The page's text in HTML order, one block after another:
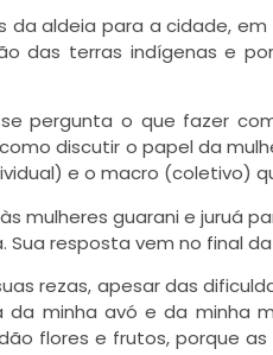
aldeia para a cidade,
das terras indígenas e
pergunta o que fazer
discutir o papel da
e o macro (coletivo)
mulheres guarani e juruá
resposta vem no final
rezas, apesar das
minha avó e da minha
flores e frutos, porque